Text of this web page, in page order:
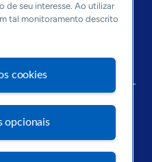
de seu interesse. Ao utilizar
tal monitoramento descrito
cookies
opcionais